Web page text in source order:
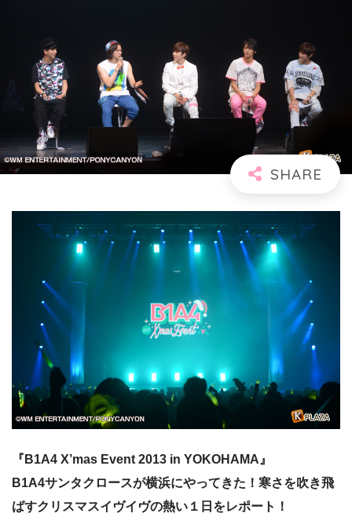
『B1A4 X’mas Event 2013 in YOKOHAMA』
B1A4サンタクロースが横浜にやってきた！寒さを吹き飛
ばすクリスマスイヴイヴの熱い１日をレポート！